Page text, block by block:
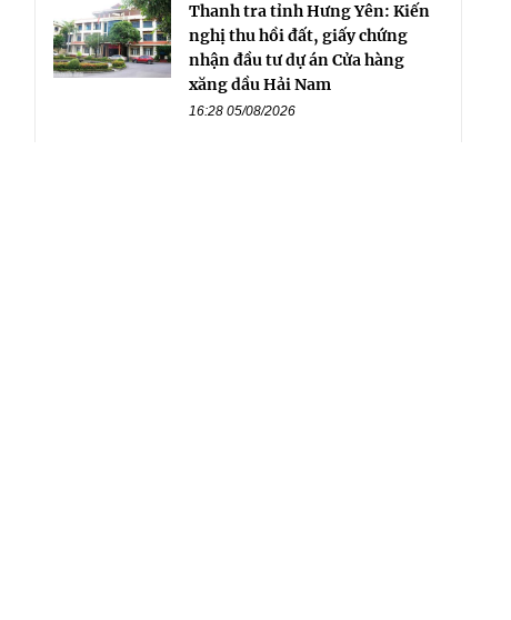
Thanh tra tỉnh Hưng Yên: Kiến
nghị thu hồi đất, giấy chứng
nhận đầu tư dự án Cửa hàng
xăng dầu Hải Nam
16:28 05/08/2026